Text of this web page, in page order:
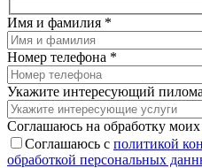
Имя и фамилия *
Номер телефона *
Укажите интересующий
Соглашаюсь на обработку
Соглашаюсь с политикой
обработкой персональных